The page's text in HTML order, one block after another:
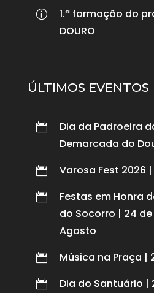
p
1.ª formação do
DOURO
ÚLTIMOS EVENTOS

Dia da Padroeira
Demarcada do
 Varosa Fest 2026

Festas em Honra
do Socorro | 24 de
Agosto
 Música na Praça |

Dia do Santuário |